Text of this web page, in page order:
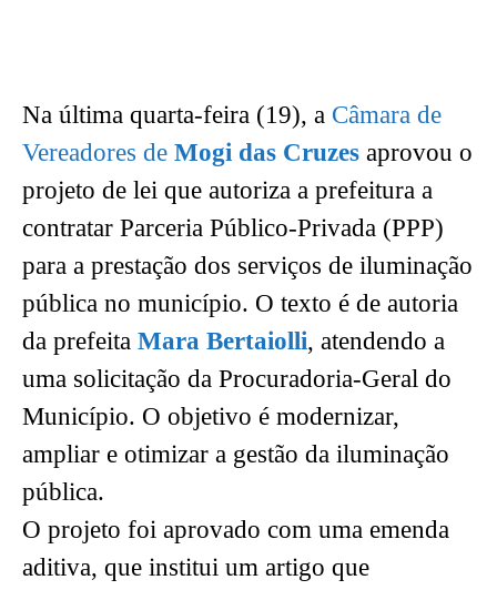
Na última quarta-feira (19), a Câmara de
Vereadores de Mogi das Cruzes aprovou o
projeto de lei que autoriza a prefeitura a
contratar Parceria Público-Privada (PPP)
para a prestação dos serviços de iluminação
pública no município. O texto é de autoria
da prefeita Mara Bertaiolli, atendendo a
uma solicitação da Procuradoria-Geral do
Município. O objetivo é modernizar,
ampliar e otimizar a gestão da iluminação
pública.
O projeto foi aprovado com uma emenda
aditiva, que institui um artigo que